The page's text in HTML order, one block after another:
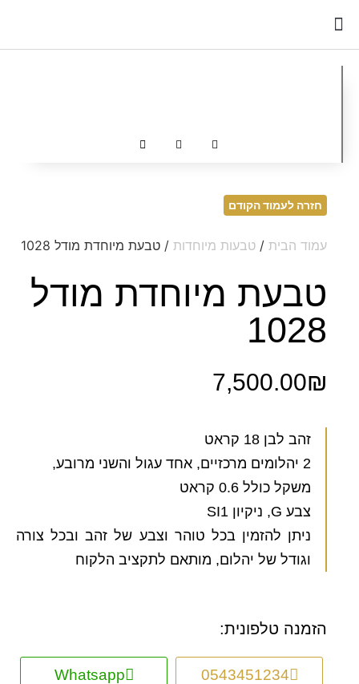
חזרה לעמוד הקודם
עמוד הבית / טבעות מיוחדות / טבעת מיוחדת מודל 1028
טבעת מיוחדת מודל
1028
7,500.00₪
זהב לבן 18 קראט
2 יהלומים מרכזיים, אחד עגול והשני מרובע,
משקל כולל 0.6 קראט
צבע G, ניקיון SI1
ניתן להזמין בכל טוהר וצבע של זהב ובכל צורה
וגודל של יהלום, מותאם לתקציב הלקוח
הזמנה טלפונית:
0543451234
Whatsapp